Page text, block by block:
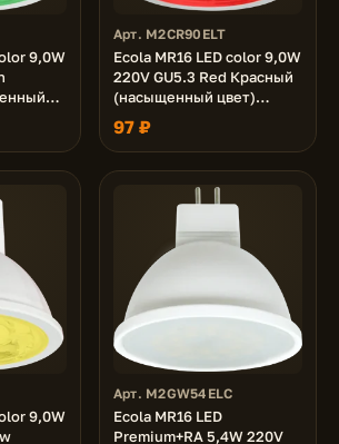
9,0W
Арт. M2CR90ELT
Ecola MR16 LED color 9,0W
220V GU5.3 Red Красный
(насыщенный цвет)
прозрачная 47x50
97 ₽
9,0W
Арт. M2GW54ELC
Ecola MR16 LED
Premium+RA 5,4W 220V